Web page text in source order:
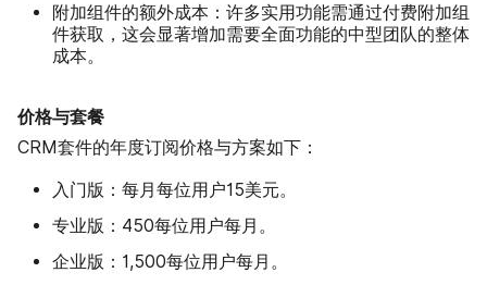
附加组件的额外成本： 许多实用功能需通过付费附加组
件获取，这会显著增加需要全面功能的中型团队的整体
成本。
价格与套餐
CRM套件的年度订阅价格与方案如下：
入门版： 每月每位用户15美元。
专业版： 450每位用户每月。
企业版： 1,500每位用户每月。